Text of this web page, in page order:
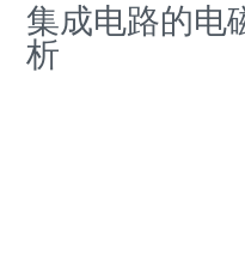
集成电路的电
析